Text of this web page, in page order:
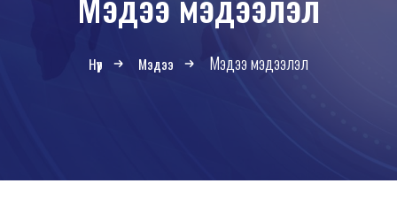
Нүүр Мэдээ Мэдээ мэдээлэл